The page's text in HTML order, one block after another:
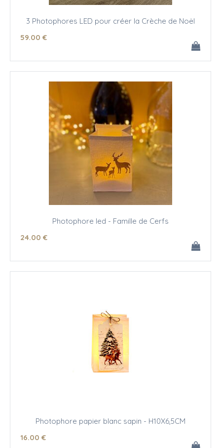
3 Photophores LED pour créer la Crèche de Noël
59.00 €
Photophore led - Famille de Cerfs
24.00 €
Photophore papier blanc sapin - H10X6,5CM
16.00 €